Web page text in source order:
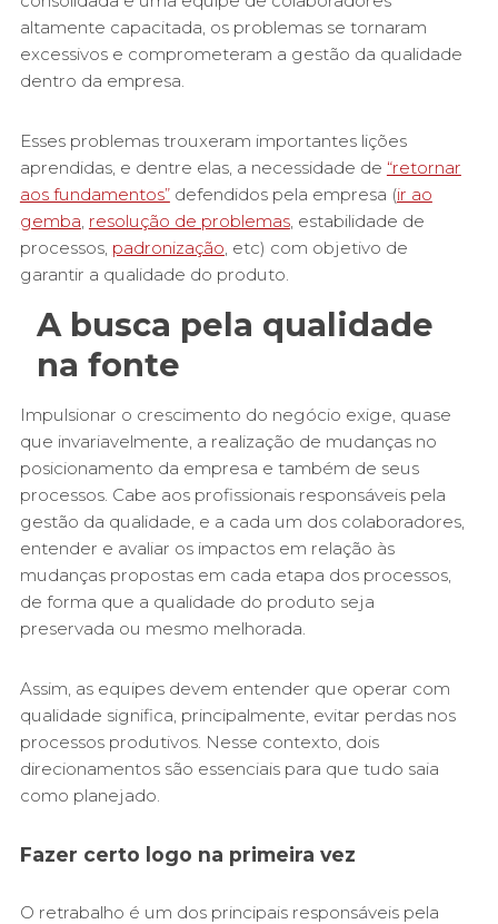
altamente capacitada, os problemas se tornaram
excessivos e comprometeram a gestão da qualidade
dentro da empresa.
Esses problemas trouxeram importantes lições
aprendidas, e dentre elas, a necessidade de “retornar
aos fundamentos”defendidos pela empresa (ir ao
gemba resolução de problemas, estabilidade de
processos, padronização , etc) com objetivo de
garantir a qualidade do produto.
A busca pela qualidade
na fonte
Impulsionar o crescimento do negócio exige, quase
que invariavelmente, a realização de mudanças no
posicionamento da empresa e também de seus
processos. Cabe aos profissionais responsáveis pela
gestão da qualidade, e a cada um dos colaboradores,
entender e avaliar os impactos em relação às
mudanças propostas em cada etapa dos processos,
de forma que a qualidade do produto seja
preservada ou mesmo melhorada.
Assim, as equipes devem entender que operar com
qualidade significa, principalmente, evitar perdas nos
processos produtivos. Nesse contexto, dois
direcionamentos são essenciais para que tudo saia
como planejado.
Fazer certo logo na primeira vez
O retrabalho é um dos principais responsáveis pela